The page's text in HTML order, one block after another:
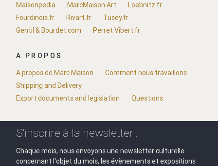
Maisonpedia
MarcMaison.Art
Loebnitz.fr
Fourdinois.fr
Rivart.fr
Tusey.fr
Gentil & Bourdet.com
Perret Vibert.fr
A PROPOS
A propos de Marc Maison
Comment nous travaillons
Shipping and Delivery
Export documents and legislation
Questions
S'inscrire à la newsletter :
Chaque mois, nous envoyons une newsletter culturelle
concernant l'objet du mois, les évènements et expositions